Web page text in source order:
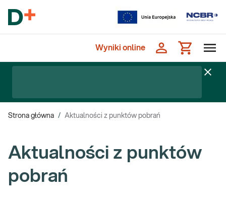
Wyniki online
Strona główna / Aktualności z punktów pobrań
Aktualności z punktów
pobrań